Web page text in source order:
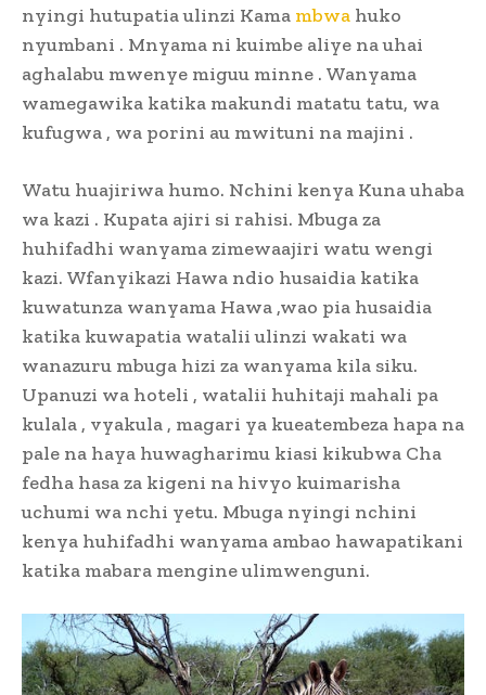
nyingi hutupatia ulinzi Kama mbwa huko
nyumbani . Mnyama ni kuimbe aliye na uhai
aghalabu mwenye miguu minne . Wanyama
wamegawika katika makundi matatu tatu, wa
kufugwa , wa porini au mwituni na majini .
Watu huajiriwa humo. Nchini kenya Kuna uhaba
wa kazi . Kupata ajiri si rahisi. Mbuga za
huhifadhi wanyama zimewaajiri watu wengi
kazi. Wfanyikazi Hawa ndio husaidia katika
kuwatunza wanyama Hawa ,wao pia husaidia
katika kuwapatia watalii ulinzi wakati wa
wanazuru mbuga hizi za wanyama kila siku.
Upanuzi wa hoteli , watalii huhitaji mahali pa
kulala , vyakula , magari ya kueatembeza hapa na
pale na haya huwagharimu kiasi kikubwa Cha
fedha hasa za kigeni na hivyo kuimarisha
uchumi wa nchi yetu. Mbuga nyingi nchini
kenya huhifadhi wanyama ambao hawapatikani
katika mabara mengine ulimwenguni.